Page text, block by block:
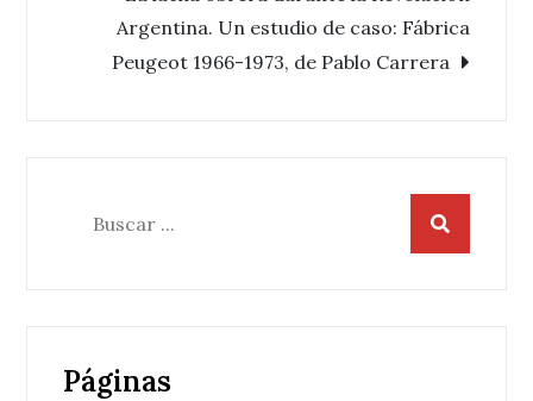
entradas
Argentina. Un estudio de caso: Fábrica
Peugeot 1966-1973, de Pablo Carrera
Páginas